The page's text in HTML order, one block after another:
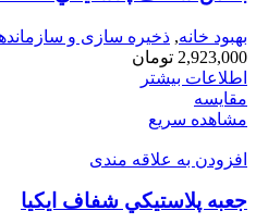
بهبود خانه, ذخیره سازی و
2,923,000 تومان
اطلاعات بیشتر
مقایسه
مشاهده سریع
افزودن به علاقه مندی
جعبه پلاستيكي شفاف ايكيا